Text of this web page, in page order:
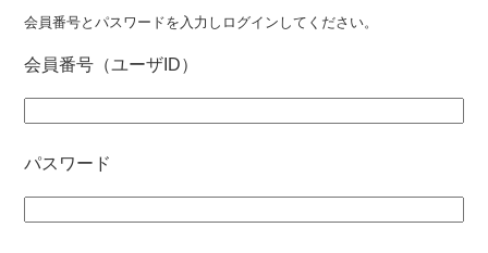
会員番号とパスワードを入力しログインしてください。
会員番号（ユーザID）
パスワード